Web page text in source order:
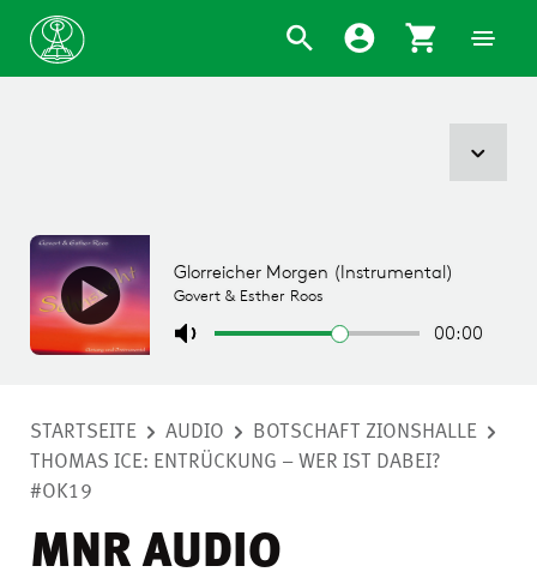
STARTSEITE AUDIO
BOTSCHAFT ZIONSHALLE
THOMAS ICE: ENTRÜCKUNG – WER IST DABEI?
#OK19
MNR AUDIO